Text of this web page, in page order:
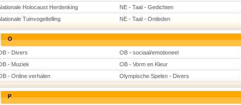
Holocaust Herdenking
NE - Taal - Gedichten
Tuinvogeltelling
NE - Taal - Ontleden
O
- Divers OB - sociaal/emotioneel
- Muziek
OB - Vorm en Kleur
- Online verhalen
Olympische Spelen - Divers
P